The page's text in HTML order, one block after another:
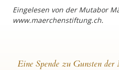
Eingelesen von der Mutabor
www.maerchenstiftung.ch.
Eine Spende zu Gunsten